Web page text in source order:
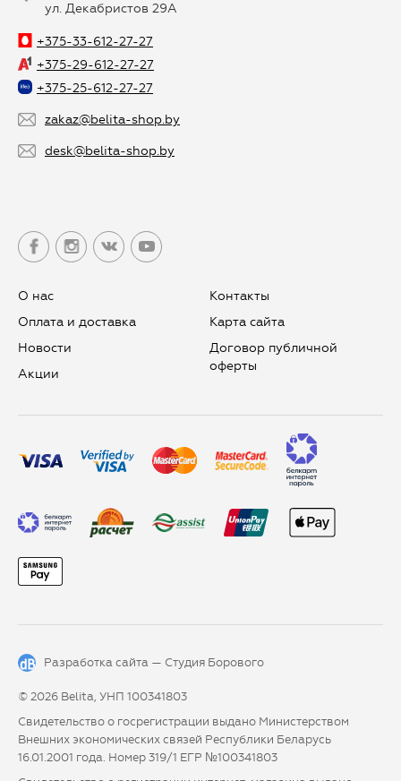
ул. Декабристов 29А
+375-33-612-27-27
+375-29-612-27-27
+375-25-612-27-27
zakaz@belita-shop.by
desk@belita-shop.by
О нас
Оплата и доставка
Новости
Aкции
Контакты
Карта сайта
Договор публичной
оферты
Разработка сайта — Студия Борового
© 2026 Belita, УНП 100341803
Свидетельство о госрегистрации выдано Министерством
Внешних экономических связей Республики Беларусь
16.01.2001 года. Номер 319/1 ЕГР №100341803